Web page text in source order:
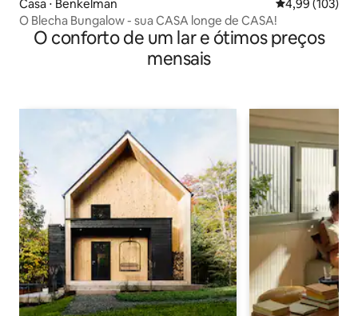
Casa ⋅ Benkelman 4,99 de uma
4,99 (103)
O Blecha Bungalow - sua CASA longe de CASA!
O conforto de um lar e ótimos preços
mensais